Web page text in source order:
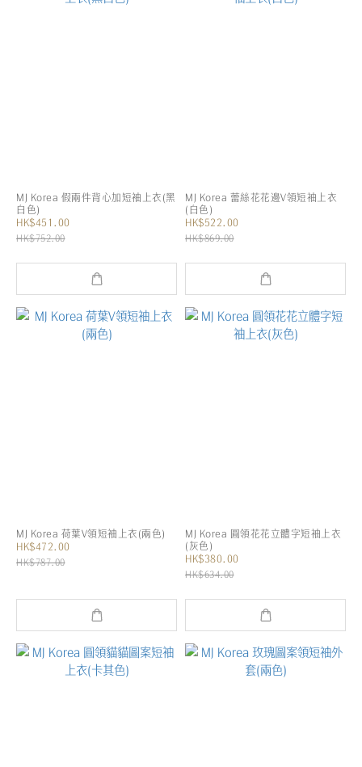
MJ Korea 假兩件背心加短袖上衣(黑
白色)
HK$451.00
HK$752.00
MJ Korea 蕾絲花花邊V領短袖上衣
(白色)
HK$522.00
HK$869.00
MJ Korea 荷葉V領短袖上衣(兩色)
HK$472.00
HK$787.00
MJ Korea 圓領花花立體字短袖上衣
(灰色)
HK$380.00
HK$634.00